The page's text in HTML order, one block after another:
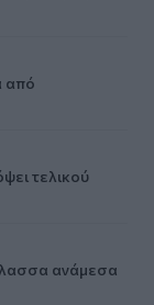
από
τελικού
ανάμεσα